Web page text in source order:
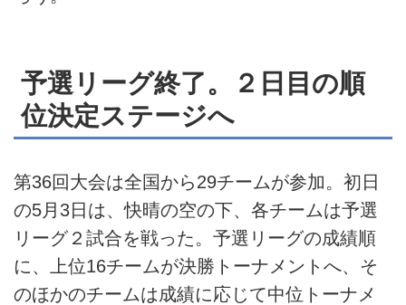
予選リーグ終了。２日目の順
位決定ステージへ
第36回大会は全国から29チームが参加。初日
の5月3日は、快晴の空の下、各チームは予選
リーグ２試合を戦った。予選リーグの成績順
に、上位16チームが決勝トーナメントへ、そ
のほかのチームは成績に応じて中位トーナメ